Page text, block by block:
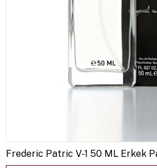
Frederic Patric V-1 50 ML Erkek